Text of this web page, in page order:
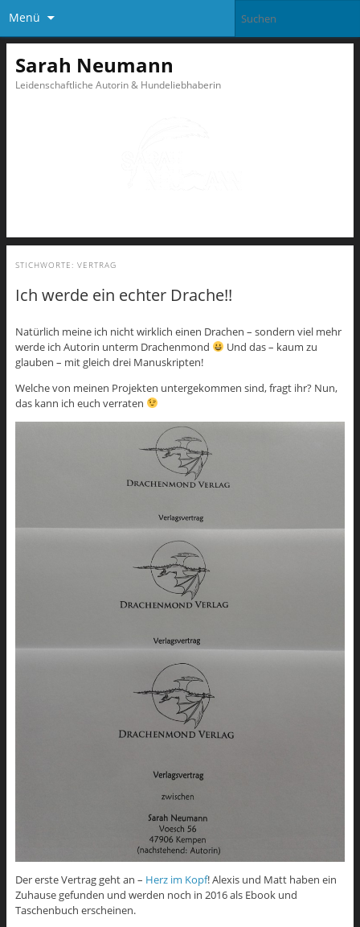
Menü
Sarah Neumann
Leidenschaftliche Autorin & Hundeliebhaberin
STICHWORTE: VERTRAG
Ich werde ein echter Drache!!
Natürlich meine ich nicht wirklich einen Drachen – sondern viel mehr
werde ich Autorin unterm Drachenmond
Und das – kaum zu
glauben – mit gleich drei Manuskripten!
Welche von meinen Projekten untergekommen sind, fragt ihr? Nun,
das kann ich euch verraten
Der erste Vertrag geht an – Herz im Kopf! Alexis und Matt haben ein
Zuhause gefunden und werden noch in 2016 als Ebook und
Taschenbuch erscheinen.